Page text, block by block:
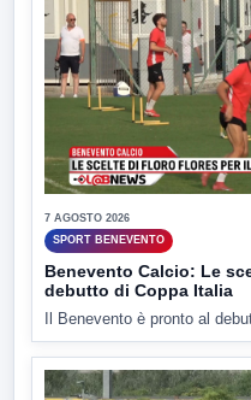
7 AGOSTO 2026
SPORT BENEVENTO
Benevento Calcio: Le
debutto di Coppa Italia
Il Benevento è pronto al